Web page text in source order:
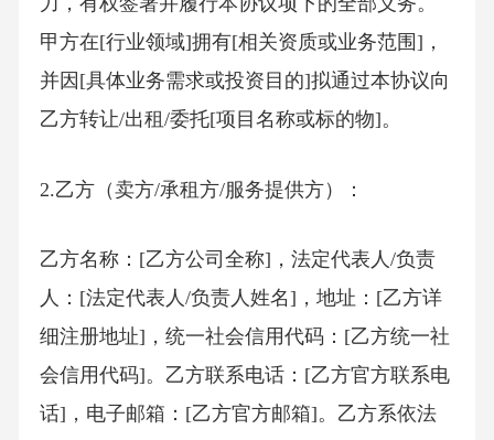
甲方在[行业领域]拥有[相关资质或业务范围]，
并因[具体业务需求或投资目的]拟通过本协议向
乙方转让/出租/委托[项目名称或标的物]。
2.乙方（卖方/承租方/服务提供方）：
乙方名称：[乙方公司全称]，法定代表人/负责
人：[法定代表人/负责人姓名]，地址：[乙方详
细注册地址]，统一社会信用代码：[乙方统一社
会信用代码]。乙方联系电话：[乙方官方联系电
话]，电子邮箱：[乙方官方邮箱]。乙方系依法